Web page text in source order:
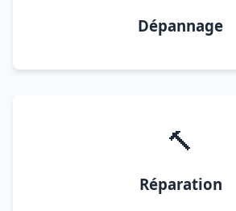
Dépannage
🔨
Réparation